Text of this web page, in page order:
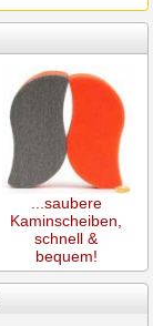
...saubere
Kaminscheiben,
schnell &
bequem!